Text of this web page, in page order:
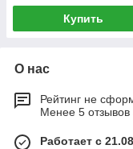
Купить
О нас
Рейтинг не
Менее 5 отзывов
Работает с